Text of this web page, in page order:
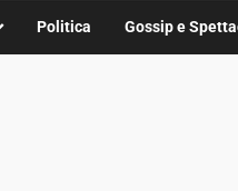
Politica Gossip e